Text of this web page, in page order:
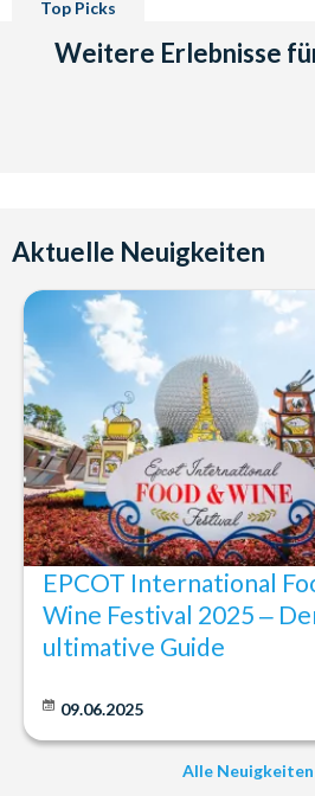
Top Picks
Weitere Erlebnisse
Aktuelle Neuigkeiten
EPCOT International
Wine Festival 2025 ‒
ultimative Guide
09.06.2025
Alle